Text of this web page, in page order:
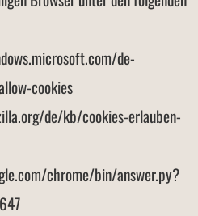
de-
cookies
de/kb/cookies-erlauben-
chrome/bin/answer.py?